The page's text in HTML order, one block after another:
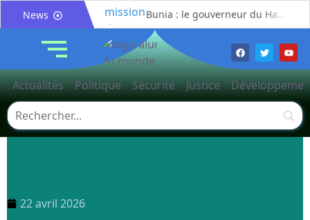
News
Bunia : le gouverneur du Haut-Uélé, Jean Bakomito Gambu, en mission de travail pour renforcer la coordination sécuritaire et sanitaire avec l’Ituri
Bunia : l’AIDAC-ASBL organise une prière d’action de grâce en l’honneur des finalistes musulmans admis à l’Examen d’État édition 2026
Ituri : un centre de traitement Ebola de plus de 100 lits ouvre ses portes pour renforcer la riposte
Ituri / Riposte contre Ebola : World Vision forme 50 leaders religieux à Bunia pour transformer la foi en actions contre Ebola
Djugu : l’ASADS et ALCAM sensibilisent près de 300 déplacés de Plaine Savo sur la protection des enfants et la cohésion sociale
Actualités Politique Sécurité Justice
22 avril 2026